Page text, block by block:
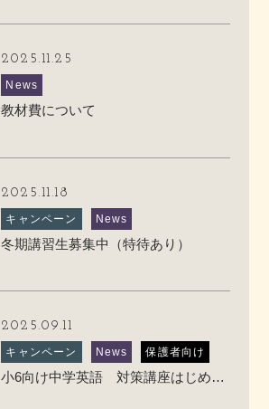
2025.11.25
News
教材費について
2025.11.18
キャンペーン News
冬期講習生募集中（特待あり）
2025.09.11
キャンペーン News 保護者向け
小6向け中学英語 対策講座はじめます